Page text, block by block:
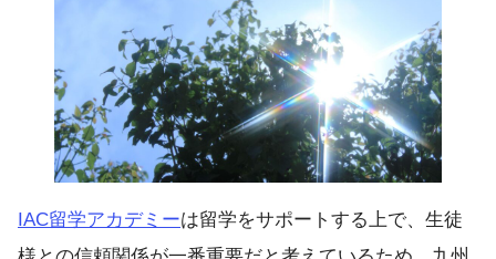
IAC留学アカデミーは留学をサポートする上で、生徒